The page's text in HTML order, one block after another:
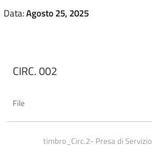
Data:Agosto 25, 2025
CIRC. 002
File
timbro_Circ.2- Presa di Servizio